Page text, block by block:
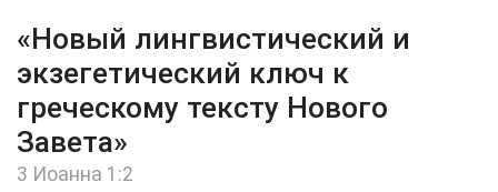
«Новый лингвистический и
экзегетический ключ к
греческому тексту Нового
Завета»
3 Иоанна 1:2